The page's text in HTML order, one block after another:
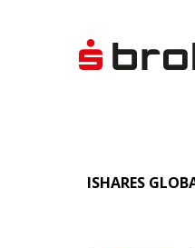
ISHARES